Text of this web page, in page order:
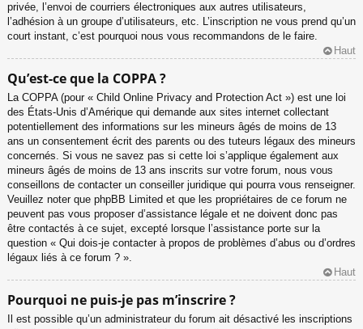
privée, l’envoi de courriers électroniques aux autres utilisateurs,
l’adhésion à un groupe d’utilisateurs, etc. L’inscription ne vous prend qu’un
court instant, c’est pourquoi nous vous recommandons de le faire.
Haut
Qu’est-ce que la COPPA ?
La COPPA (pour « Child Online Privacy and Protection Act ») est une loi
des États-Unis d’Amérique qui demande aux sites internet collectant
potentiellement des informations sur les mineurs âgés de moins de 13
ans un consentement écrit des parents ou des tuteurs légaux des mineurs
concernés. Si vous ne savez pas si cette loi s’applique également aux
mineurs âgés de moins de 13 ans inscrits sur votre forum, nous vous
conseillons de contacter un conseiller juridique qui pourra vous renseigner.
Veuillez noter que phpBB Limited et que les propriétaires de ce forum ne
peuvent pas vous proposer d’assistance légale et ne doivent donc pas
être contactés à ce sujet, excepté lorsque l’assistance porte sur la
question « Qui dois-je contacter à propos de problèmes d’abus ou d’ordres
légaux liés à ce forum ? ».
Haut
Pourquoi ne puis-je pas m’inscrire ?
Il est possible qu’un administrateur du forum ait désactivé les inscriptions